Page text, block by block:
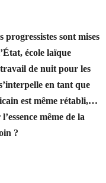
progressistes sont mises
, école laïque
de nuit pour les
en tant que
est même rétabli,…
même de la
?